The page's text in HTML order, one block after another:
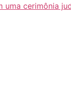
uma cerimônia